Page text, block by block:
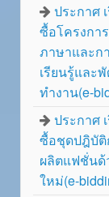
ประกาศ
ซื้อโครงกา
ภาษาและก
เรียนรู้และ
ทำงาน(e-
ประกาศ
ซื้อชุดปฎิบัติ
ผลิตแฟชั่นด้
ใหม่(e-